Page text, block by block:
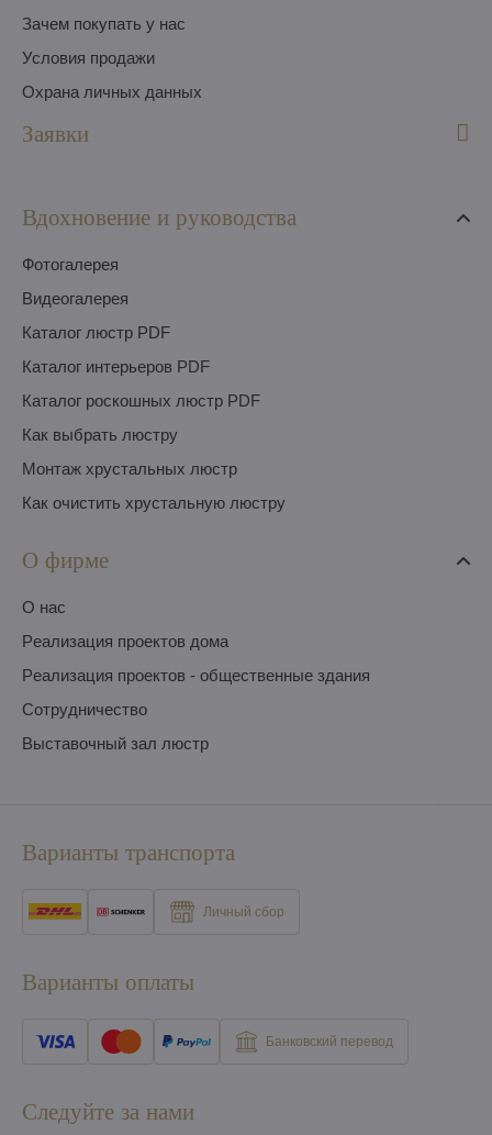
Зачем покупать у нас
Условия продажи
Охрана личных данных
Заявки
Вдохновение и руководства
Фотогалерея
Видеогалерея
Каталог люстр PDF
Каталог интерьеров PDF
Каталог роскошных люстр PDF
Как выбрать люстру
Монтаж хрустальных люстр
Как очистить хрустальную люстру
О фирме
O нас
Pеализация проектов дома
Pеализация проектов - общественные здания
Сотрудничество
Выставочный зал люстр
Варианты транспорта
Личный сбор
Варианты оплаты
Банковский перевод
Следуйте за нами